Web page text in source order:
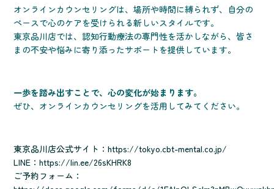
オンラインカウンセリングは、場所や時間に縛られず、自分の
ペースで心のケアを受けられる新しいスタイルです。
東京品川店では、認知行動療法の専門性を活かしながら、皆さ
まの不安や悩みに寄り添ったサポートを提供しています。
一歩を踏み出すことで、心の変化が始まります。
ぜひ、オンラインカウンセリングを活用してみてください。
東京品川店公式サイト：https://tokyo.cbt-mental.co.jp/
LINE：https://lin.ee/26sKHRK8
ご予約フォーム：